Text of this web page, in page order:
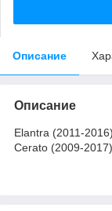
Описание
Описание
Elantra (2011-
Cerato (2009-